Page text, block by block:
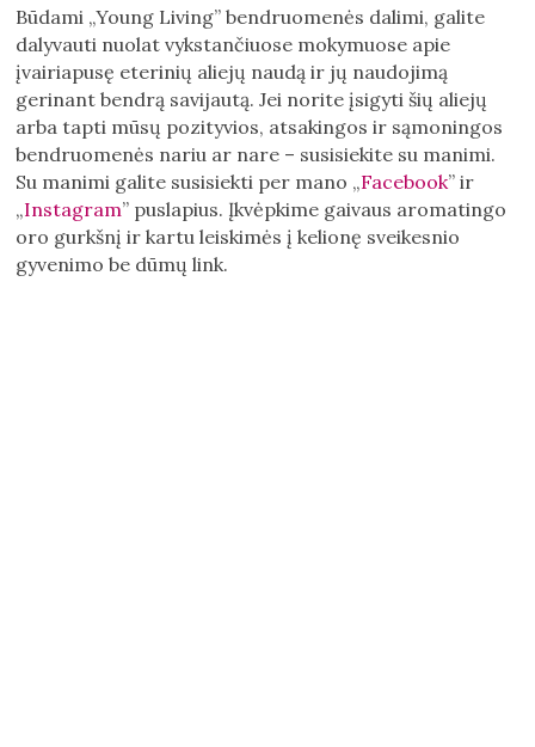
Būdami „Young Living” bendruomenės dalimi, galite
dalyvauti nuolat vykstančiuose mokymuose apie
įvairiapusę eterinių aliejų naudą ir jų naudojimą
gerinant bendrą savijautą. Jei norite įsigyti šių aliejų
arba tapti mūsų pozityvios, atsakingos ir sąmoningos
bendruomenės nariu ar nare – susisiekite su manimi.
Su manimi galite susisiekti per mano „Facebook” ir
„Instagram” puslapius. Įkvėpkime gaivaus aromatingo
oro gurkšnį ir kartu leiskimės į kelionę sveikesnio
gyvenimo be dūmų link.